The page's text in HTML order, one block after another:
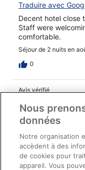
Traduire avec
Decent hotel close
Staff were
comfortable.
Séjour de 2 nuits en
0
Avis vérifié
10/10
Silvia
Les points forts :
et conditions de
Traduire avec
Nous
données
Notre organisation
accèdent à des
de cookies pour
appareil. Vous